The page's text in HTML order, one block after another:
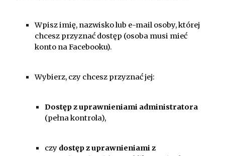
Wpisz imię, nazwisko lub e-mail osoby, której
chcesz przyznać dostęp (osoba musi mieć
konto na Facebooku).
Wybierz, czy chcesz przyznać jej:
Dostęp z uprawnieniami administratora
(pełna kontrola),
czy dostęp z uprawnieniami z